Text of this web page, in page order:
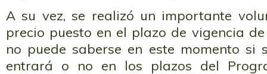
A su vez, se realizó un importante
precio puesto en el plazo de vigencia
no puede saberse en este momento si
entrará o no en los plazos del